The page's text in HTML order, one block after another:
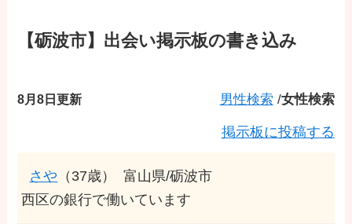
【砺波市】出会い掲示板の書き込み
8月8日更新 男性検索 /女性検索
掲示板に投稿する
さや （37歳）
富山県/砺波市
西区の銀行で働いています